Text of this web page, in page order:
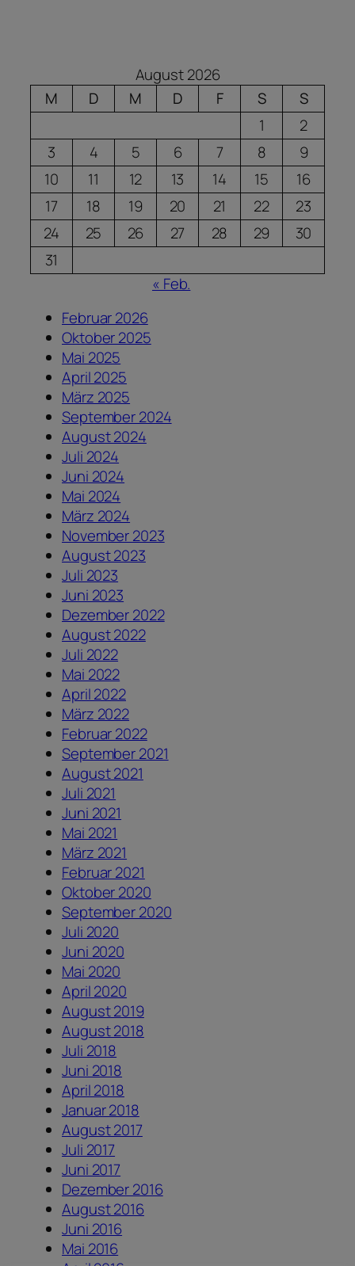
August 2026
M
D M D F S
S
1
2
3
4 5 6 7 8
9
10
11 12 13 14 15
16
17
18 19 20 21 22
23
24
25 26 27 28 29
30
31
« Feb.
Februar 2026
Oktober 2025
Mai 2025
April 2025
März 2025
September 2024
August 2024
Juli 2024
Juni 2024
Mai 2024
März 2024
November 2023
August 2023
Juli 2023
Juni 2023
Dezember 2022
August 2022
Juli 2022
Mai 2022
April 2022
März 2022
Februar 2022
September 2021
August 2021
Juli 2021
Juni 2021
Mai 2021
März 2021
Februar 2021
Oktober 2020
September 2020
Juli 2020
Juni 2020
Mai 2020
April 2020
August 2019
August 2018
Juli 2018
Juni 2018
April 2018
Januar 2018
August 2017
Juli 2017
Juni 2017
Dezember 2016
August 2016
Juni 2016
Mai 2016